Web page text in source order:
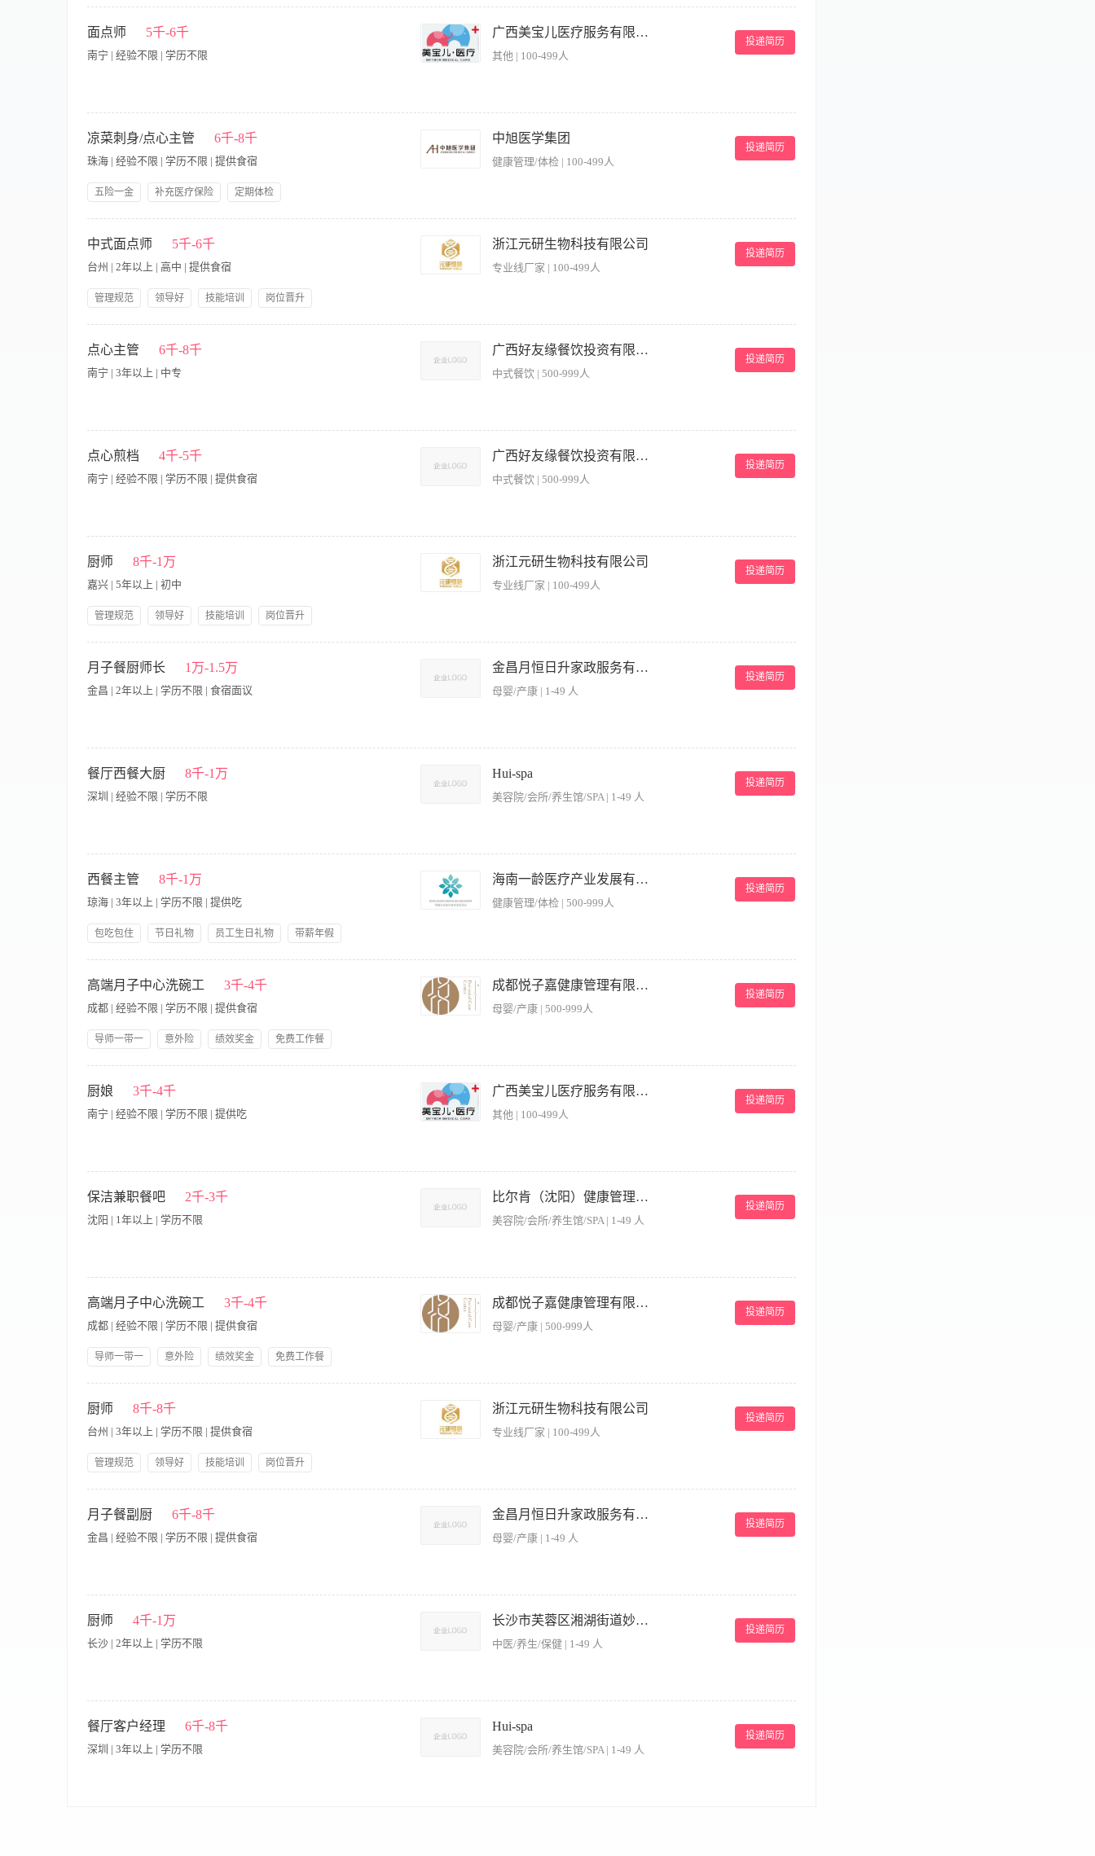
品及原料摆放有序、整齐，无变质或霉变物品； 4.善于钻研和创新，结合季节变化、老人饮食需求等不断创新适合老人的面点； 5.完成领导交办的临时任务。 任职条
件 1.学历、专业要求：初中及以上学历，无专业要求 2.性别及年龄要求：性别不限，年龄要求25-50周岁 3.工作经验要求：1年以上面点工作经验 4.专业知识及技能要
求：无 5.能力素质要求：工作认真负责，注重提高厨艺水平；吃苦耐劳，服务热情，虚心接受合理意见，不断改进工作中的不足 6.其他要求：无传染性疾病，有驾驶
面点师 5千-6千
南宁 | 经验不限 | 学历不限
广西美宝儿医疗服务有限公司
其他 | 100-499人
投递简历
等工作; 3、西式饼干与甜点制作，欧式蛋糕与小西点根据客户的饮食口味及时作出烹饪方法调整，有菜品研发经验者优先; (3)任职要求: 1、年龄25-45岁,身体健康，具
有厨师从业资格证，健康证; 2、具有3年以上工作经验，有月子中心、母婴相关行业工作经验优先录用; 3、热爱本职工作，有团队合作精神，为人踏实，积极肯干。服
从分配，对 工作认真负责; 4、掌握蒸煮时间和用气规律，认真钻研业务，不断提高面点制作的技术水 平; 5、具有良好的安全防范意识、责任心、职业道德、团队合
作、沟通协调能 力。 (4)福利待遇:底薪+奖励+好评奖+生日节假日福利+月休4天
凉菜刺身/点心主管 6千-8千
珠海 | 经验不限 | 学历不限 | 提供食宿
五险一金 补充医疗保险 定期体检
中旭医学集团
健康管理/体检 | 100-499人
投递简历
行食品卫生法则，把好质量关，做好本区域卫生，要求工具清洁，摆放整齐。 4、掌握食品成本核算，协助厨师长制定点心出品方案。 5、按季节定期更换花色品种，
不断改革更新，满足客人要求。 6、合理使用原材料，降低食材成本。 【岗位要求】 1、 有在星级酒店或餐厅从事面点和早茶制作工作经验。 2、 熟悉餐饮的相关知
识及礼仪。 3、 熟练面点制作工艺及高超技能。
中式面点师 5千-6千
台州 | 2年以上 | 高中 | 提供食宿
管理规范 领导好 技能培训
岗位晋升
浙江元研生物科技有限公司
专业线厂家 | 100-499人
投递简历
新​式​面​点​产​品​，​提​升​产​品​多​样​性​和​市​场​竞​争​力​；​ ​ ​ ​3​、​确​保​面​点​制​作​过​程​的​卫​生​与​安​全​，​严​格​遵​守​食​品​安​全​标​准​；​ ​ ​ ​4​、​维​护​厨​房​设​备​的​清​洁​与​正​常​运​转​，​及​时​报​告​设​备​
故​障​；​ ​ ​ ​5​、​协​助​主​厨​切​配​菜​。​ ​ ​ ​【​岗​位​要​求​】​ ​ ​ ​1​、​具​备​中​式​面​点​制​作​基​础​技​能​，​能​独​立​完​成​常​见​面​点​的​制​作​；​ ​ ​ ​2​、​对​食​材​特​性​有​一​定​了​解​，​能​够​根​据​需​求​调​整​配​方​；​
​ ​ ​3​、​具​备​团​队​合​作​精​神​，​能​适​应​快​节​奏​工​作​环​境​；​ ​经​验​丰​富​者​待​遇​可​谈​
点心主管 6千-8千
南宁 | 3年以上 | 中专
广西好友缘餐饮投资有限公司
中式餐饮 | 500-999人
投递简历
领导交办的其他工作事项 要求 1.有三年以上的学校、食堂包子或大型包点工厂的生产经验（会操作包子机设备） 2.能针对性生产食堂需求的包点品种，有一定的产品
点心煎档 4千-5千
南宁 | 经验不限 | 学历不限 | 提供食宿
广西好友缘餐饮投资有限公司
中式餐饮 | 500-999人
投递简历
与卫生； 3、协助研发新式点心产品，参与菜单更新与改良； 4、维护煎档区域的设备清洁与日常保养，确保工作环境符合卫生标准； 5、根据营业需求合理备料，控
制食材损耗，降低运营成本； 6、配合团队完成高峰期出品任务，保证出餐效率与时效性。 【岗位要求】 1、具备点心制作基础技能，会炸油条等； 2、工作细致认
真，能适应餐饮行业快节奏工作环境； 3、身体健康，持有有效健康证，严格遵守食品安全操作规范； 4、具备团队协作意识，服从工作安排；
厨师 8千-1万
嘉兴 | 5年以上 | 初中
管理规范 领导好 技能培训
岗位晋升
浙江元研生物科技有限公司
专业线厂家 | 100-499人
投递简历
较好沟通能力和团队协作意识，责任心强； 3、鼓励菜品研发、创新 懂烧烤、点心制作经验者优先； 职位福利：带薪年假、节日福利、社保5险
月子餐厨师长 1万-1.5万
金昌 | 2年以上 | 学历不限 | 食宿面议
金昌月恒日升家政服务有限公司
母婴/产康 | 1-49 人
投递简历
科学滋补、营养均衡。 2、严格把控食材采购验收、清洗处理、烹饪制作全流程，遵守食品卫生安全规范，杜绝食品安全隐患，保证餐食干净、新鲜、健康。 熟练掌
握月子餐烹饪技巧，擅长药膳调理、少油少盐清淡烹饪，规避回奶、寒凉食材，兼顾口感与产后调理功效，助力宝妈身体恢复与乳汁分泌。 及时收集宝妈对餐食的反
馈，灵活调整菜品口味、种类，持续优化月子餐菜单，提升用餐体验。 3、负责厨房环境卫生、厨具餐具清洁消毒，保持操作区域整洁有序，做好食材存储与成本管
（顺产、剖腹产、体质虚寒/燥热等）的饮食禁忌与调理需求，能独立研发定制月子餐食谱。 2、注重食材营养保留，擅长药膳搭配、滋补汤品、月子主食、催乳菜品
安全法规，具备良好的卫生习惯、职业素养，服从管理，团队协作能力佳。 薪
餐厅西餐大厨 8千-1万
深圳 | 经验不限 | 学历不限
Hui-spa
美容院/会所/养生馆/SPA | 1-49 人
投递简历
备、人员协调和工作安排。 · 控制后厨成本，优化食材利用率，减少损耗。 · 确保后厨环境卫生、食品安全及操作规范符合国家法规。 · 任职要求： · 五年以上西厨房
工作经验，至少两年以上主厨或副主厨经验。 · 精通西餐烹饪技法，具备扎实的基本功和创新能力。 · 对中国融合菜系有浓厚兴趣，能够将西餐技艺与植物性食材相
结合。 · 具备良好的成本控制意识和厨房管理能力。 · 有团队合作精神，能承受工作压力。 · （加分项）有高端素食餐厅或任何酒店西餐经历，注重健康理念的餐厅工
作经验。
西餐主管 8千-1万
琼海 | 3年以上 | 学历不限 | 提供吃
包吃包住 节日礼物 员工生日礼物
带薪年假
海南一龄医疗产业发展有限公司
健康管理/体检 | 500-999人
投递简历
3、负责西餐菜单研发与更新，定期评估菜品表现，优化成本结构 4、组织员工培训，提升团队专业技能和服务意识，建立高效服务团队 5、监督食品安全及卫生标准
执行，确保符合行业规范及公司要求 6、分析经营数据，制定改进方案，达成业绩指标 7、处理客户投诉及突发事件，维护餐厅声誉 【岗位要求】 1、3年以上西餐厅
管理经验，熟悉西餐运营全流程 2、精通西餐菜品知识及服务标准，具备菜单设计能力 3、优秀的团队管理能力，能有效激励员工 4、具备成本控制意识及数据分析能
力 5、良好的沟通协调能力及突发事件处理能力 6、工作细致严谨，能承受工作压力 7、持有餐饮管理相关证书者优先
高端月子中心洗碗工 3千-4千
成都 | 经验不限 | 学历不限 | 提供食宿
导师一带一 意外险 绩效奖金
免费工作餐
成都悦子嘉健康管理有限公司
母婴/产康 | 500-999人
投递简历
后厨工作经验 3.能吃苦耐劳，有团队意识 三、薪资福利 1.我们有健全的福利体系（包吃包住，提供社保、雇主责任险、带薪年假、生日&节日福利、团建等），让你
感受到爱的氛围 2.在这里有一个好的平台任你发挥，良好的工作氛围，每月准时发薪
厨娘 3千-4千
南宁 | 经验不限 | 学历不限 | 提供吃
广西美宝儿医疗服务有限公司
其他 | 100-499人
投递简历
服从安排 4.做事细心，有责任感 薪资待遇： 试用期3500，转正+绩效 排班制，月休4天，三班倒，包工作餐 上班地点：英华路10号 上班时间 早班:7:00——16:00中
班:7:00——13:00 16:30——21:00晚班:12:00——21:00 一周轮一次班，不可以固定班次
保洁兼职餐吧 2千-3千
沈阳 | 1年以上 | 学历不限
比尔肯（沈阳）健康管理有限公司
美容院/会所/养生馆/SPA | 1-49 人
投递简历
19:00（上一休一） 岗位要求： 年龄58岁以下 在家会做饭的优先考虑 薪资待遇：每天125元（含餐补） 地址：沈阳市和平区青年大街新世界大酒店5楼SPA会馆 联系
高端月子中心洗碗工 3千-4千
成都 | 经验不限 | 学历不限 | 提供食宿
导师一带一 意外险 绩效奖金
免费工作餐
成都悦子嘉健康管理有限公司
母婴/产康 | 500-999人
投递简历
岁 2：有后厨工作经验 3：能吃苦耐劳，有团队意识 薪资福利 1：我们有健全的福利体系（包吃包住，提供社保、雇主责任险、带薪年假、生日&节日福利、团建
等），让你感受到爱的氛围 2：在这里有一个好的平台任你发挥，良好的工作氛围，按时发薪
厨师 8千-8千
台州 | 3年以上 | 学历不限 | 提供食宿
管理规范 领导好 技能培训
岗位晋升
浙江元研生物科技有限公司
专业线厂家 | 100-499人
投递简历
较好沟通能力和团队协作意识，责任心强； 3、鼓励菜品研发、创新 懂烧烤、点心制作经验者优先； 地址：台州市仙居县横溪镇神养仙居基地 职位福利：带薪年假、
月子餐副厨 6千-8千
金昌 | 经验不限 | 学历不限 | 提供食宿
金昌月恒日升家政服务有限公司
母婴/产康 | 1-49 人
投递简历
出餐：可根据产妇顺产、剖腹产、顺产侧切、产后体虚、妊娠期糖尿病、下奶/回奶等不同体质，自主搭配一日5餐（三餐正餐+两顿加餐），独立完成食材预处理、烹
饪、分装、按时送餐整套工作，无需主厨全程盯控。 配合主厨完善月子食谱：跟进产后四阶段食补（排恶露、修复、催乳、滋补），优化菜品口味、荤素配比，定期
更新时令月子菜品；做好每日食材清点、报采，精准核算用料，减少食材损耗。 厨房环境卫生管控：严格遵循母婴厨房食品安全标准，厨具消毒、生熟分开、冰箱分
能独立单兵完成整栋/批量月子餐出品，熟悉产后饮食禁忌、药膳食补常识； 懂荤素搭配、少油少盐低糖烹饪，擅长汤品、月子粥、面点、滋补小菜制作； 持有健康
先，能快速上手上岗。 四、福利待遇（可选补充） 月休4天，包吃住/餐补，法定节假日加班补贴； 试用期1-3个月，转正后按能力上调薪资，绩效奖金按月结算； 环
境干净舒适，工作环境为高端月子会所，工作强度低于饭店后厨。
厨师 4千-1万
长沙 | 2年以上 | 学历不限
长沙市芙蓉区湘湖街道妙真堂养生馆
中医/养生/保健 | 1-49 人
投递简历
洁、食材分类存放，符合食品安全要求。 4. 配合店内出餐，保证出餐时效。 5. 负责食材验收、切配、腌制、加工等基础工作。 6. 遵守厨房纪律，服从店长安排，配
合团队协作。 7. 定期维护设备，发现问题及时上报。 二、任职要求 1. 年龄 18–55岁，身体健康，持有健康证。 2. 有 1年以上 同岗位工作经验，熟悉家常菜/湘菜/粤菜/
特色菜优先。 3. 熟悉厨房操作流程，会切配、掌握火候与调味。 4. 吃苦耐劳，能适应轮班/节假日上班。 5. 干净整洁、责任心强、无不良嗜好，服从管理。 6. 有团队
餐厅客户经理 6千-8千
深圳 | 3年以上 | 学历不限
Hui-spa
美容院/会所/养生馆/SPA | 1-49 人
投递简历